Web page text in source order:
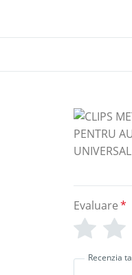
Evaluare*
Recenzia ta